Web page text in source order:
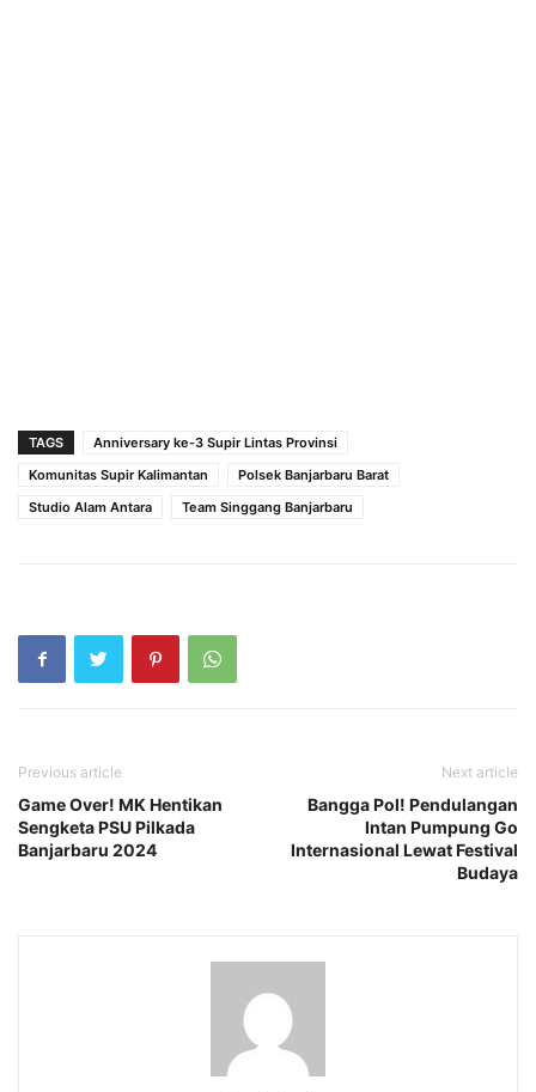
TAGS
Anniversary ke-3 Supir Lintas Provinsi
Komunitas Supir Kalimantan
Polsek Banjarbaru Barat
Studio Alam Antara
Team Singgang Banjarbaru
Previous article
Game Over! MK Hentikan
Sengketa PSU Pilkada
Banjarbaru 2024
Next article
Bangga Pol! Pendulangan
Intan Pumpung Go
Internasional Lewat Festival
Budaya